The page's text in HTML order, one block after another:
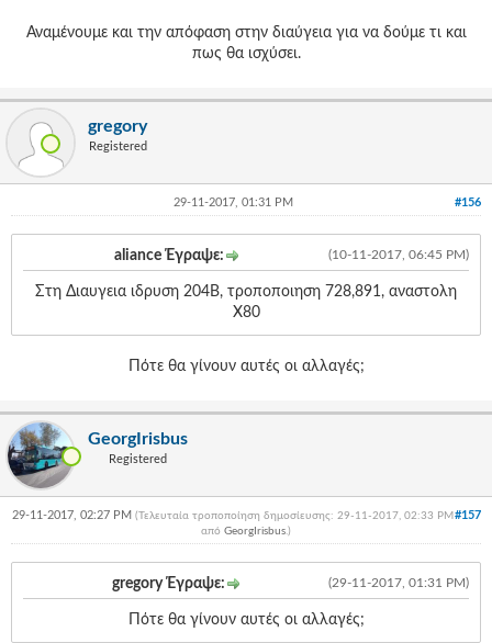
Αναμένουμε και την απόφαση στην διαύγεια για να δούμε τι και
πως θα ισχύσει.
gregory
Registered
#156
29-11-2017, 01:31 PM
(10-11-2017, 06:45 PM)
aliance Έγραψε:
Στη Διαυγεια ιδρυση 204Β, τροποποιηση 728,891, αναστολη
Χ80
Πότε θα γίνουν αυτές οι αλλαγές;
GeorgIrisbus
Registered
#157
29-11-2017, 02:27 PM (Τελευταία τροποποίηση δημοσίευσης: 29-11-2017, 02:33 PM
από GeorgIrisbus.)
(29-11-2017, 01:31 PM)
gregory Έγραψε:
Πότε θα γίνουν αυτές οι αλλαγές;